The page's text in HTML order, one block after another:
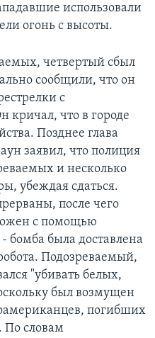
использовали
огонь с высоты.
четвертый сбыл
сообщили, что он
с
кричал, что в городе
Позднее глава
заявил, что полиция
и несколько
убеждая сдаться.
после чего
с помощью
бомба была доставлена
Подозреваемый,
"убивать белых,
был возмущен
погибших
По словам